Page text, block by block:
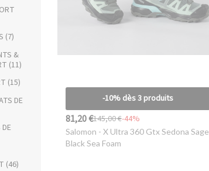
(7)
&
(11)
(15)
DE
DE
(46)
-10% dès 3 produits
81,20 €145,00 €-44%
Salomon - X Ultra 360 Gtx Sedona Sage
Black Sea Foam